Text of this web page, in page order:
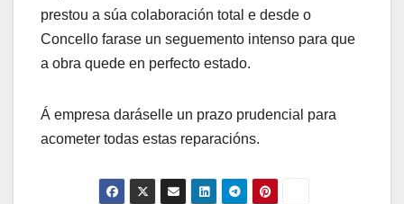
prestou a súa colaboración total e desde o
Concello farase un seguemento intenso para que
a obra quede en perfecto estado.
Á empresa daráselle un prazo prudencial para
acometer todas estas reparacións.